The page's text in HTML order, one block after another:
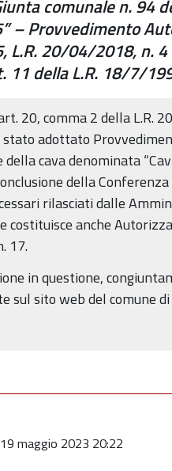
comunale n. 94
– Provvedimento
L.R. 20/04/2018, n.
11 della L.R. 18/7/
20, comma 2 della L.R.
adottato
cava denominata
della
rilasciati dalle
costituisce anche
17.
in questione,
sul sito web del comune
19 maggio 2023 20:22